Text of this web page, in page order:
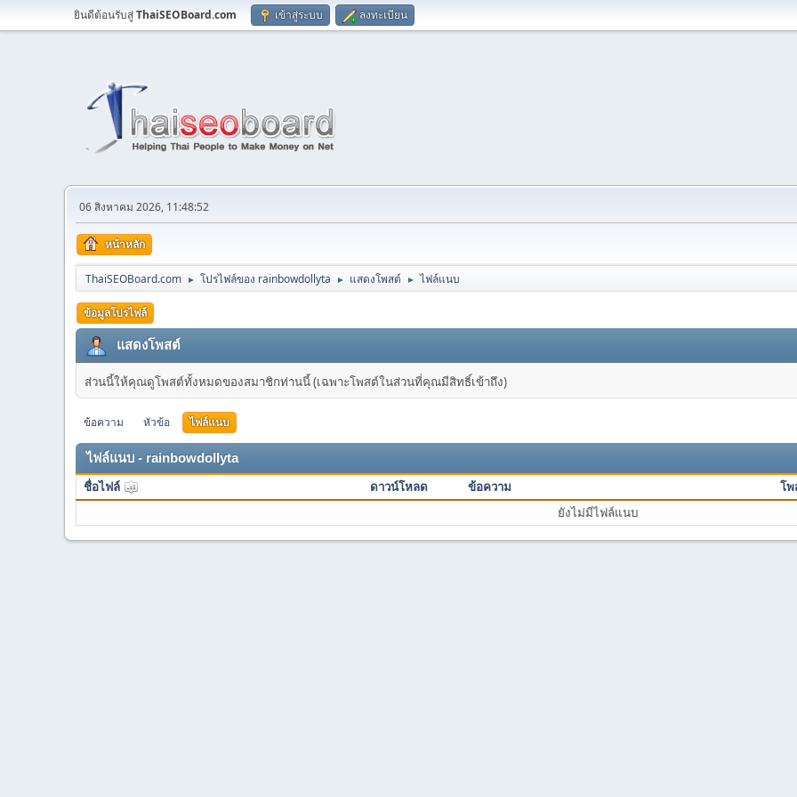
ยินดีต้อนรับสู่ThaiSEOBoard.com เข้าสู่ระบบ ลงทะเบียน
06 สิงหาคม 2026, 11:48:52
หน้าหลัก
ThaiSEOBoard.com ► โปรไฟล์ของ rainbowdollyta ► แสดงโพสต์ ► ไฟล์แนบ
ข้อมูลโปรไฟล์
แสดงโพสต์
ส่วนนี้ให้คุณดูโพสต์ทั้งหมดของสมาชิกท่านนี้ (เฉพาะโพสต์ในส่วนที่คุณมีสิทธิ์เข้าถึง)
ข้อความ หัวข้อ ไฟล์แนบ
ไฟล์แนบ - rainbowdollyta
ชื่อไฟล์ ดาวน์โหลด ข้อความ
โพ
ยังไม่มีไฟล์แนบ